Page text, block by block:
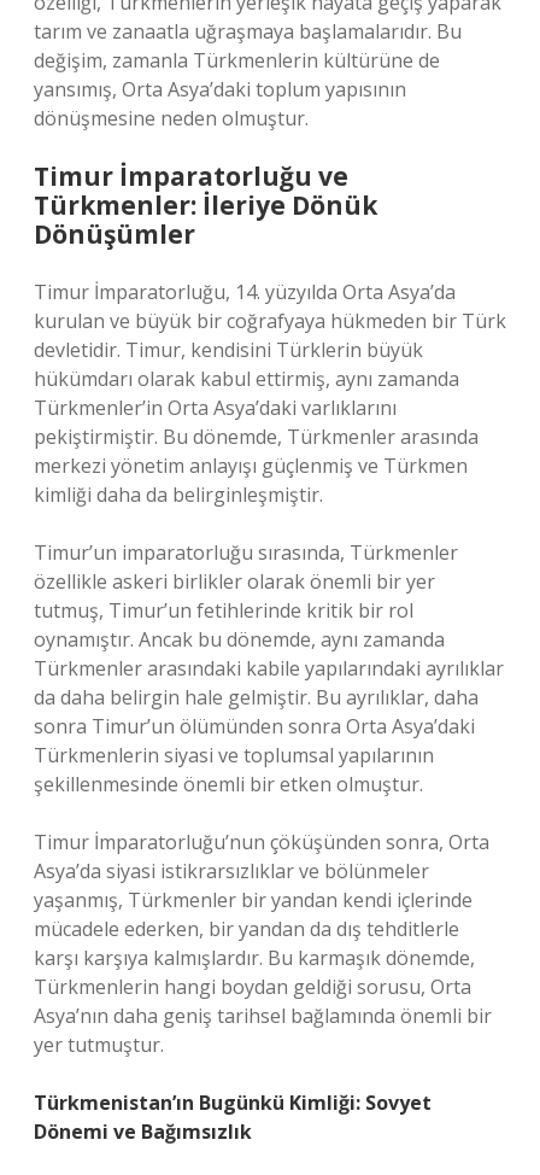
tarım ve zanaatla uğraşmaya başlamalarıdır. Bu
değişim, zamanla Türkmenlerin kültürüne de
yansımış, Orta Asya’daki toplum yapısının
dönüşmesine neden olmuştur.
Timur İmparatorluğu ve
Türkmenler: İleriye Dönük
Dönüşümler
Timur İmparatorluğu, 14. yüzyılda Orta Asya’da
kurulan ve büyük bir coğrafyaya hükmeden bir Türk
devletidir. Timur, kendisini Türklerin büyük
hükümdarı olarak kabul ettirmiş, aynı zamanda
Türkmenler’in Orta Asya’daki varlıklarını
pekiştirmiştir. Bu dönemde, Türkmenler arasında
merkezi yönetim anlayışı güçlenmiş ve Türkmen
kimliği daha da belirginleşmiştir.
Timur’un imparatorluğu sırasında, Türkmenler
özellikle askeri birlikler olarak önemli bir yer
tutmuş, Timur’un fetihlerinde kritik bir rol
oynamıştır. Ancak bu dönemde, aynı zamanda
Türkmenler arasındaki kabile yapılarındaki ayrılıklar
da daha belirgin hale gelmiştir. Bu ayrılıklar, daha
sonra Timur’un ölümünden sonra Orta Asya’daki
Türkmenlerin siyasi ve toplumsal yapılarının
şekillenmesinde önemli bir etken olmuştur.
Timur İmparatorluğu’nun çöküşünden sonra, Orta
Asya’da siyasi istikrarsızlıklar ve bölünmeler
yaşanmış, Türkmenler bir yandan kendi içlerinde
mücadele ederken, bir yandan da dış tehditlerle
karşı karşıya kalmışlardır. Bu karmaşık dönemde,
Türkmenlerin hangi boydan geldiği sorusu, Orta
Asya’nın daha geniş tarihsel bağlamında önemli bir
yer tutmuştur.
Türkmenistan’ın Bugünkü Kimliği: Sovyet
Dönemi ve Bağımsızlık